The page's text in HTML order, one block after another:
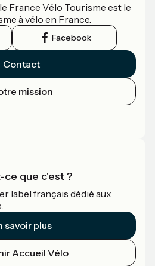
France Vélo Tourisme est le
à vélo en France.
Facebook
Contact
mission
ce que c'est ?
label français dédié aux
savoir plus
Accueil Vélo